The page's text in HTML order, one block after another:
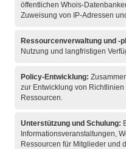
öffentlichen Whois-
Zuweisung von IP-Adressen
Ressourcenverwaltung und -
Nutzung und langfristigen
Policy-Entwicklung:
zur Entwicklung von
Ressourcen.
Unterstützung und Schulung:
Informationsveranstaltungen,
Ressourcen für Mitglieder und